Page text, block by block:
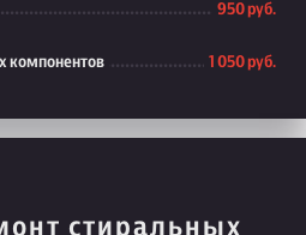
950 руб.
компонентов 1 050 руб.
стиральных